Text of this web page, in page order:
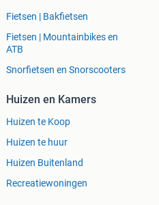
Fietsen | Bakfietsen
Fietsen | Mountainbikes en
ATB
Snorfietsen en Snorscooters
Huizen en Kamers
Huizen te Koop
Huizen te huur
Huizen Buitenland
Recreatiewoningen